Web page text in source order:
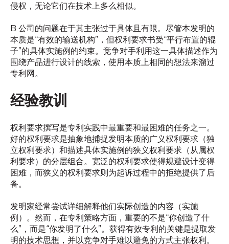
侵权，无论它们在技术上多么相似。
B 公司的问题在于其主张过于具体且有限。尽管本发明的
本质是“有效的输送机构”，但权利要求书受“平行布置的辊
子”的具体实施例的约束。竞争对手利用这一具体描述作为
围绕产品进行设计的线索，使用本质上相同的想法来溜过
专利网。
经验教训
权利要求撰写是专利实践中最重要和最困难的任务之一。
好的权利要求是抽象地捕捉发明本质的广义权利要求（独
立权利要求）和描述具体实施例的狭义权利要求（从属权
利要求）的分层组合。宽泛的权利要求使得规避设计变得
困难，而狭义的权利要求则为起诉过程中的拒绝提供了后
备。
发明家经常尝试详细解释他们实际创造的内容（实施
例）。然而，在专利策略方面，重要的不是“你创造了什
么”，而是“你发明了什么”。获得有效专利的关键是提取发
明的技术思想，并以竞争对手难以避免的方式主张权利。